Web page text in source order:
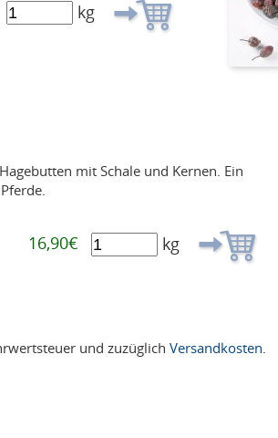
kg
mit Schale und Kernen. Ein
16,90€ kg
und zuzüglichVersandkosten.